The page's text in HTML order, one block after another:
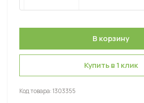
Купить в 1 клик
Код товара:1303355